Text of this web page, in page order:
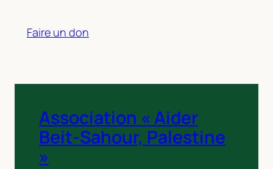
Faire un don
Association « Aider
Beit-Sahour, Palestine
»